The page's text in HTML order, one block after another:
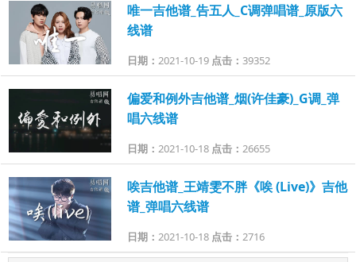
唯一吉他谱_告五人_C调弹唱谱_原版六
线谱
日期： 2021-10-19 点击： 39352
偏爱和例外吉他谱_烟(许佳豪)_G调_弹
唱六线谱
日期： 2021-10-18 点击： 26655
唉吉他谱_王靖雯不胖《唉 (Live)》吉他
谱_弹唱六线谱
日期： 2021-10-18 点击： 2716